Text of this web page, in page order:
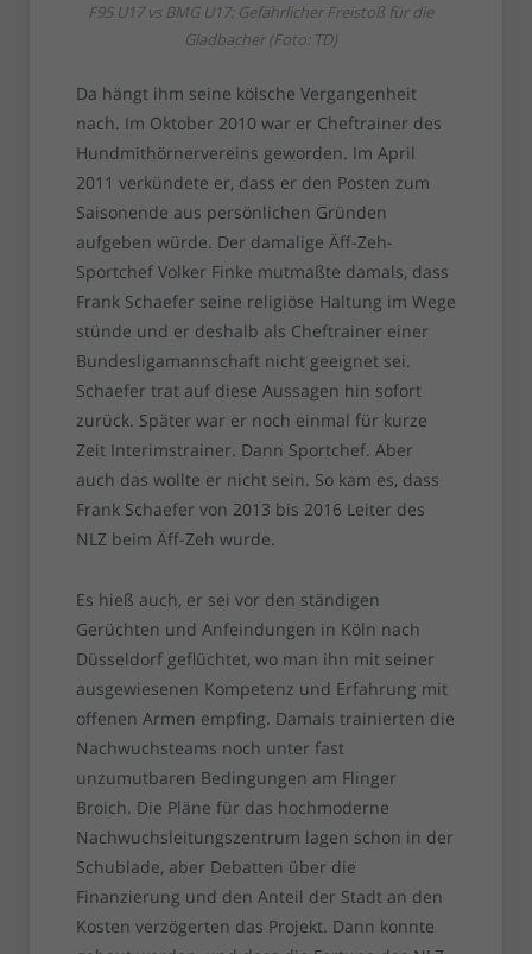
F95 U17 vs BMG U17: Gefährlicher Freistoß für die
Gladbacher (Foto: TD)
Da hängt ihm seine kölsche Vergangenheit
nach. Im Oktober 2010 war er Cheftrainer des
Hundmithörnervereins geworden. Im April
2011 verkündete er, dass er den Posten zum
Saisonende aus persönlichen Gründen
aufgeben würde. Der damalige Äff-Zeh-
Sportchef Volker Finke mutmaßte damals, dass
Frank Schaefer seine religiöse Haltung im Wege
stünde und er deshalb als Cheftrainer einer
Bundesligamannschaft nicht geeignet sei.
Schaefer trat auf diese Aussagen hin sofort
zurück. Später war er noch einmal für kurze
Zeit Interimstrainer. Dann Sportchef. Aber
auch das wollte er nicht sein. So kam es, dass
Frank Schaefer von 2013 bis 2016 Leiter des
NLZ beim Äff-Zeh wurde.
Es hieß auch, er sei vor den ständigen
Gerüchten und Anfeindungen in Köln nach
Düsseldorf geflüchtet, wo man ihn mit seiner
ausgewiesenen Kompetenz und Erfahrung mit
offenen Armen empfing. Damals trainierten die
Nachwuchsteams noch unter fast
unzumutbaren Bedingungen am Flinger
Broich. Die Pläne für das hochmoderne
Nachwuchsleitungszentrum lagen schon in der
Schublade, aber Debatten über die
Finanzierung und den Anteil der Stadt an den
Kosten verzögerten das Projekt. Dann konnte